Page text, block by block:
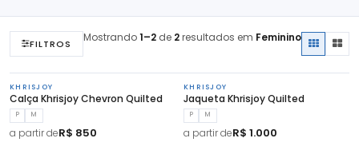
FILTROS Mostrando1–2 de 2resultados em Feminino
KHRISJOY
Calça Khrisjoy Chevron Quilted
P M
a partir deR$ 850
KHRISJOY
Jaqueta Khrisjoy Quilted
P M
a partir deR$ 1.000